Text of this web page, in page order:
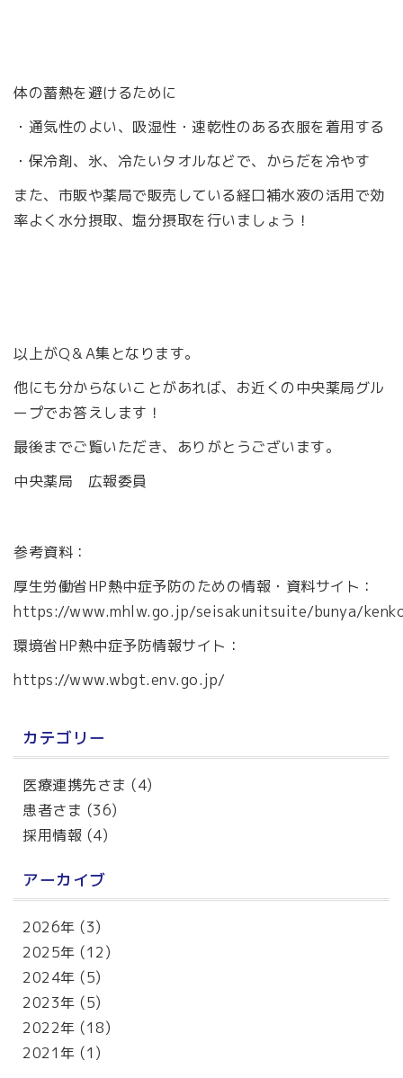
体の蓄熱を避けるために
・通気性のよい、吸湿性・速乾性のある衣服を着用する
・保冷剤、氷、冷たいタオルなどで、からだを冷やす
また、市販や薬局で販売している経口補水液の活用で効
率よく水分摂取、塩分摂取を行いましょう！
以上がQ＆A集となります。
他にも分からないことがあれば、お近くの中央薬局グル
ープでお答えします！
最後までご覧いただき、ありがとうございます。
中央薬局 広報委員
参考資料：
厚生労働省HP熱中症予防のための情報・資料サイト：
https://www.mhlw.go.jp/seisakunitsuite/bunya/
環境省HP熱中症予防情報サイト：
https://www.wbgt.env.go.jp/
カテゴリー
医療連携先さま (4)
患者さま (36)
採用情報 (4)
アーカイブ
2026年 (3)
2025年 (12)
2024年 (5)
2023年 (5)
2022年 (18)
2021年 (1)